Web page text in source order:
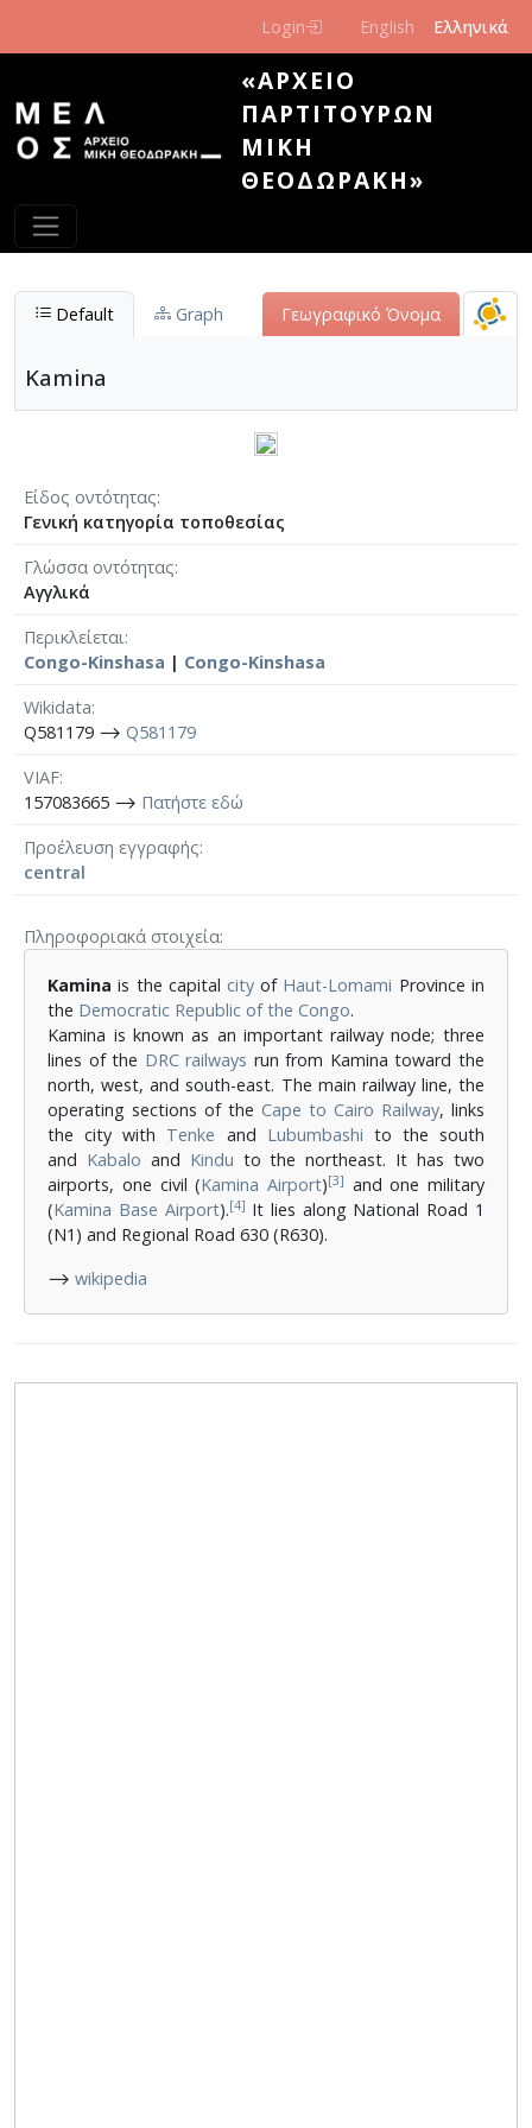
Login English Ελληνικά
«ΑΡΧΕΊΟ
ΠΑΡΤΙΤΟΎΡΩΝ
ΜΊΚΗ
ΘΕΟΔΩΡΆΚΗ»
Default Graph Γεωγραφικό Όνομα
Kamina
Είδος οντότητας
Γενική κατηγορία τοποθεσίας
Γλώσσα οντότητας
Αγγλικά
Περικλείεται
Congo-Kinshasa | Congo-Kinshasa
Wikidata
Q581179 ⟶ Q581179
VIAF
157083665 ⟶ Πατήστε εδώ
Προέλευση εγγραφής
central
Πληροφοριακά στοιχεία
Kamina is the capital city of Haut-Lomami Province in
the Democratic Republic of the Congo.
Kamina is known as an important railway node; three
lines of the DRC railways run from Kamina toward the
north, west, and south-east. The main railway line, the
operating sections of the Cape to Cairo Railway, links
the city with Tenke and Lubumbashi to the south
and Kabalo and Kindu to the northeast. It has two
airports, one civil (Kamina Airport)[3] and one military
(Kamina Base Airport).[4] It lies along National Road 1
(N1) and Regional Road 630 (R630).
⟶wikipedia